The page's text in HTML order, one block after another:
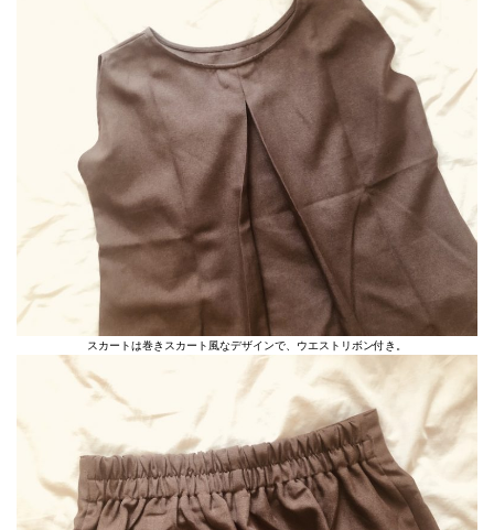
スカートは巻きスカート風なデザインで、ウエストリボン付き。